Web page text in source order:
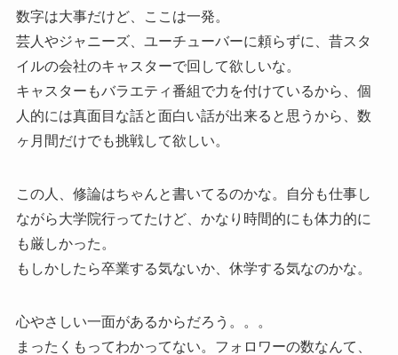
数字は大事だけど、ここは一発。
芸人やジャニーズ、ユーチューバーに頼らずに、昔スタ
イルの会社のキャスターで回して欲しいな。
キャスターもバラエティ番組で力を付けているから、個
人的には真面目な話と面白い話が出来ると思うから、数
ヶ月間だけでも挑戦して欲しい。
この人、修論はちゃんと書いてるのかな。自分も仕事し
ながら大学院行ってたけど、かなり時間的にも体力的に
も厳しかった。
もしかしたら卒業する気ないか、休学する気なのかな。
心やさしい一面があるからだろう。。。
まったくもってわかってない。フォロワーの数なんて、